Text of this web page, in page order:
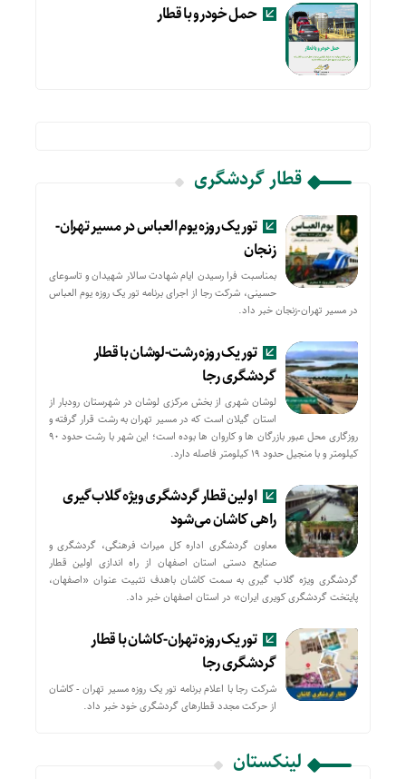
حمل خودرو با قطار
قطار گردشگری
تور یک روزه یوم العباس در مسیر تهران-
زنجان
بمناسبت فرا رسیدن ایام شهادت سالار شهیدان و تاسوعای
حسینی، شرکت رجا از اجرای برنامه تور یک روزه یوم العباس
در مسیر تهران-زنجان خبر داد.
تور یک روزه رشت-لوشان با قطار
گردشگری رجا
لوشان شهری از بخش مرکزی لوشان در شهرستان رودبار از
استان گیلان است که در مسیر تهران به رشت قرار گرفته و
روزگاری محل عبور بازرگان ها و کاروان ها بوده است؛ این شهر با رشت حدود ۹۰
کیلومتر و با منجیل حدود ۱۹ کیلومتر فاصله دارد.
اولین قطار گردشگری ویژه گلاب‌گیری
راهی کاشان می‌شود
معاون گردشگری اداره کل میراث فرهنگی، گردشگری و
صنایع دستی استان اصفهان از راه اندازی اولین قطار
گردشگری ویژه گلاب گیری به سمت کاشان باهدف تثبیت عنوان «اصفهان،
پایتخت گردشگری کویری ایران» در استان اصفهان خبر داد.
تور یک روزه تهران-کاشان با قطار
گردشگری رجا
شرکت رجا با اعلام برنامه تور یک روزه مسیر تهران - کاشان
از حركت مجدد قطارهای گردشگری خود خبر داد.
لینکستان